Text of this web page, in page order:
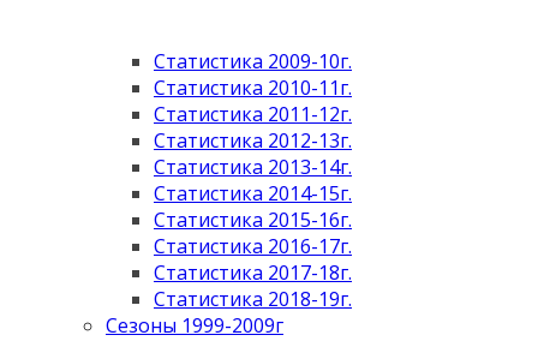
Статистика 2009-10г.
Статистика 2010-11г.
Статистика 2011-12г.
Статистика 2012-13г.
Статистика 2013-14г.
Статистика 2014-15г.
Статистика 2015-16г.
Статистика 2016-17г.
Статистика 2017-18г.
Статистика 2018-19г.
Сезоны 1999-2009г